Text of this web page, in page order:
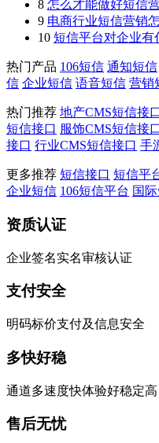
8 怎么才能做好短信
9 电商行业短信营销
10 短信平台对企业有
热门产品 106短信 通知短信
信 企业短信 语音短信 营销
热门推荐 地产CMS短信接
短信接口 服饰CMS短信接
接口 行业CMS短信接口 手
更多推荐 短信接口 短信平
企业短信 106短信平台 国
资质认证
企业签名实名审核认证
支付安全
明码标价支付及信息安全
多快好稳
通道多速度快体验好稳定高
售后无忧